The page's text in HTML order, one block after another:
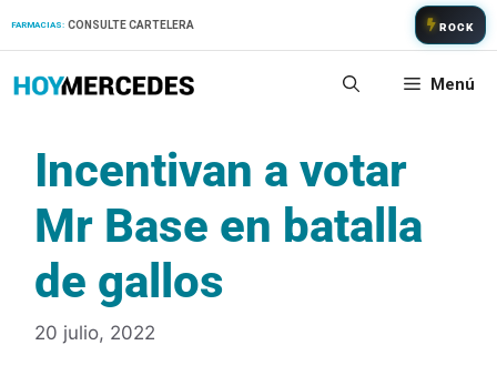
FARMACIAS: CONSULTE CARTELERA ROCK
Menú
Incentivan a votar
Mr Base en batalla
de gallos
20 julio, 2022